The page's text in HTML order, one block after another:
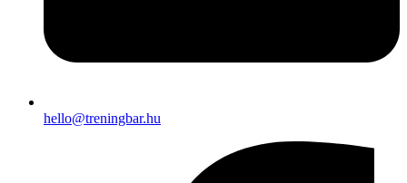
hello@treningbar.hu